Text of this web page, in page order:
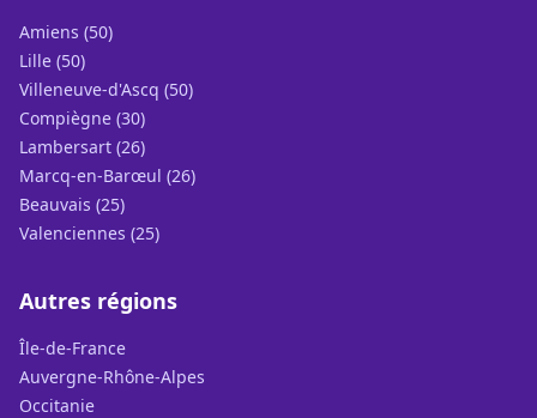
Amiens (50)
Lille (50)
Villeneuve-d'Ascq (50)
Compiègne (30)
Lambersart (26)
Marcq-en-Barœul (26)
Beauvais (25)
Valenciennes (25)
Autres régions
Île-de-France
Auvergne-Rhône-Alpes
Occitanie